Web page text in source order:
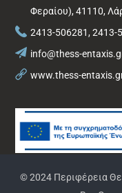
Φεραίου), 41110,
2413-506281, 2413-
info@thess-
www.thess-
© 2024 Περιφέρεια